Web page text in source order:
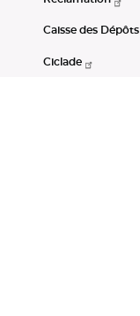
Caisse des Dépôts
Ciclade